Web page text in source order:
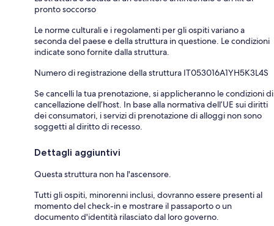
pronto soccorso
Le norme culturali e i regolamenti per gli ospiti variano a
seconda del paese e della struttura in questione. Le condizioni
indicate sono fornite dalla struttura.
Numero di registrazione della struttura IT053016A1YH5K3L4S
Se cancelli la tua prenotazione, si applicheranno le condizioni di
cancellazione dell’host. In base alla normativa dell’UE sui diritti
dei consumatori, i servizi di prenotazione di alloggi non sono
soggetti al diritto di recesso.
Dettagli aggiuntivi
Questa struttura non ha l'ascensore.
Tutti gli ospiti, minorenni inclusi, dovranno essere presenti al
momento del check-in e mostrare il passaporto o un
documento d'identità rilasciato dal loro governo.